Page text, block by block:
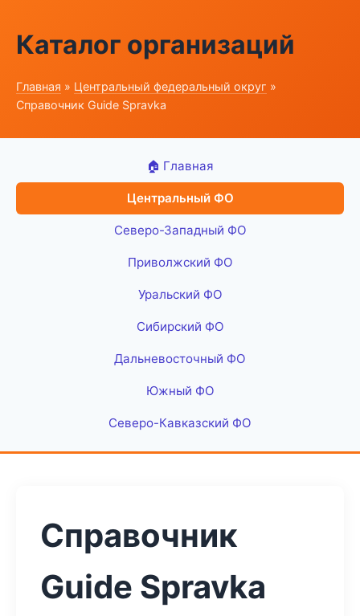
Каталог организаций
Главная » Центральный федеральный округ »
Справочник Guide Spravka
🏠 Главная
Центральный ФО
Северо-Западный ФО
Приволжский ФО
Уральский ФО
Сибирский ФО
Дальневосточный ФО
Южный ФО
Северо-Кавказский ФО
Справочник
Guide Spravka